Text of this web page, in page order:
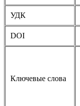
УДК
DOI
Ключевые слова